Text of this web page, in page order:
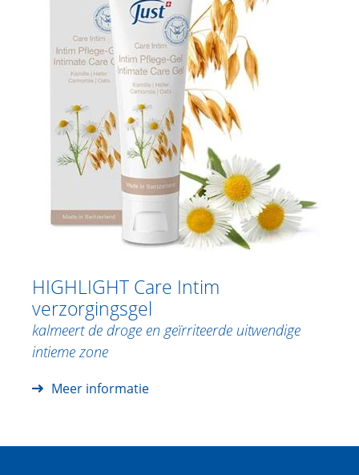
HIGHLIGHT Care Intim
verzorgingsgel
kalmeert de droge en geïrriteerde uitwendige
intieme zone
Meer informatie